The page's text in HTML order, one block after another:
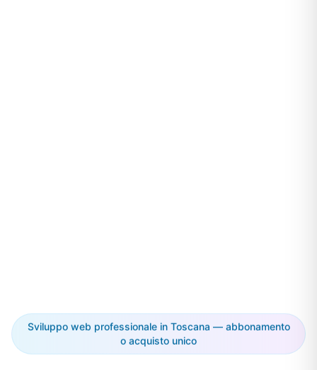
Sviluppo web professionale in Toscana — abbonamento
o acquisto unico